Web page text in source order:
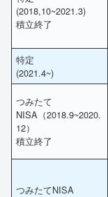
(2018,10~2021.3)
積立終了
特定
(2021.4~)
つみたて
NISA（2018.9~2020.
12）
積立終了
つみたてNISA